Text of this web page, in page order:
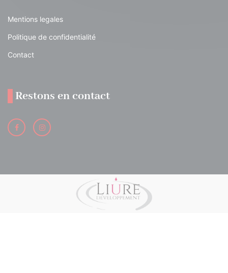
Mentions legales
Politique de confidentialité
Contact
Restons en contact